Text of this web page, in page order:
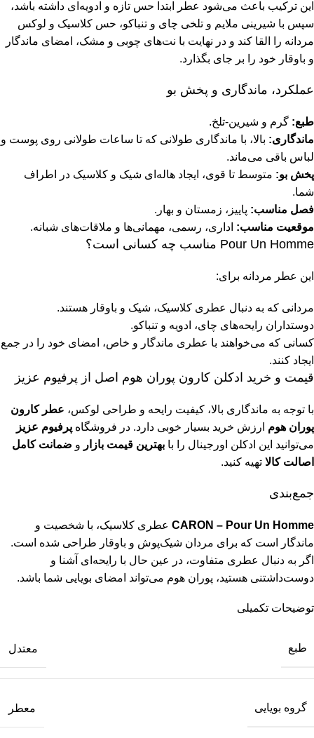
این ترکیب باعث می‌شود عطر ابتدا حس تازه و ادویه‌ای داشته باشد،
سپس با شیرینی ملایم و تلخی چای و تنباکو، حس کلاسیک و لوکس
مردانه را القا کند و در نهایت با نت‌های چوبی و مشک، امضای ماندگار
و باوقار خود را بر جای بگذارد.
عملکرد، ماندگاری و پخش بو
طبع: گرم و شیرین-تلخ.
ماندگاری: بالا، با ماندگاری طولانی که تا ساعات طولانی روی پوست و
لباس باقی می‌ماند.
پخش بو: متوسط تا قوی، ایجاد هاله‌ای شیک و کلاسیک در اطراف
شما.
فصل مناسب: پاییز، زمستان و بهار.
موقعیت مناسب: اداری، رسمی، مهمانی‌ها و ملاقات‌های شبانه.
Pour Un Homme مناسب چه کسانی است؟
این عطر مردانه برای:
مردانی که به دنبال عطری کلاسیک، شیک و باوقار هستند.
دوستداران رایحه‌های چای، ادویه و تنباکو.
کسانی که می‌خواهند با عطری ماندگار و خاص، امضای خود را در جمع
ایجاد کنند.
قیمت و خرید ادکلن کارون پوران هوم اصل از پرفیوم عزیز
با توجه به ماندگاری بالا، کیفیت رایحه و طراحی لوکس، عطر کارون
پوران هوم ارزش خرید بسیار خوبی دارد. در فروشگاه پرفیوم عزیز
می‌توانید این ادکلن اورجینال را با بهترین قیمت بازار و ضمانت کامل
اصالت کالا تهیه کنید.
جمع‌بندی
CARON – Pour Un Homme عطری کلاسیک، با شخصیت و
ماندگار است که برای مردان شیک‌پوش و باوقار طراحی شده است.
اگر به دنبال عطری متفاوت، در عین حال با رایحه‌ای آشنا و
دوست‌داشتنی هستید، پوران هوم می‌تواند امضای بویایی شما باشد.
توضیحات تکمیلی
طبع معتدل
گروه بویایی معطر